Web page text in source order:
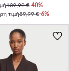
139,99 €-40%
τιμή89,99 €-6%